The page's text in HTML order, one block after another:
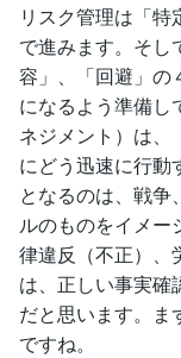
リスク管理は「
で進みます。そし
容」、「回避」の
になるよう準備し
ネジメント）は、
にどう迅速に行動
となるのは、戦
ルのものをイメー
律違反（不正）、
は、正しい事実確
だと思います。ま
ですね。